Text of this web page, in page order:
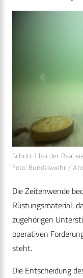
Schritt 1 bei der
Foto: Bundeswehr /
Die Zeitenwende
Rüstungsmaterial,
zugehörigen
operativen
steht.
Die Entscheidung